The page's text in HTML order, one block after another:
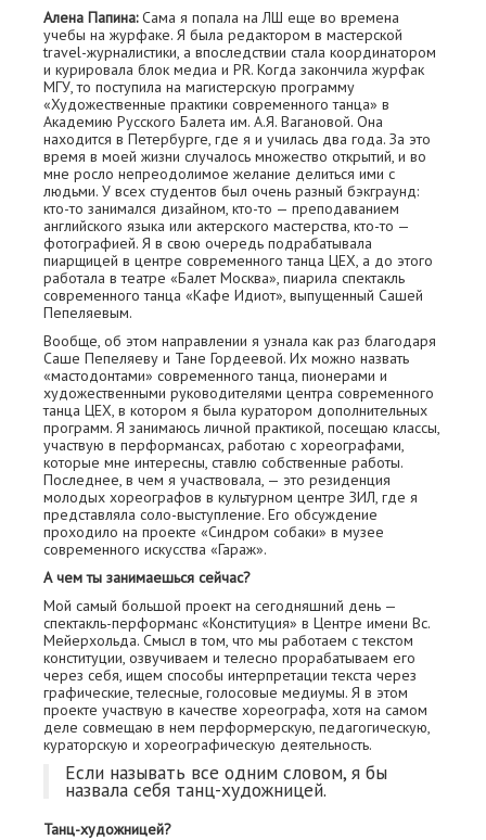
Алена Папина:Сама я попала на ЛШ еще во времена
учебы на журфаке. Я была редактором в мастерской
travel-журналистики, а впоследствии стала координатором
и курировала блок медиа и PR. Когда закончила журфак
МГУ, то поступила на магистерскую программу
«Художественные практики современного танца» в
Академию Русского Балета им. А.Я. Вагановой. Она
находится в Петербурге, где я и училась два года. За это
время в моей жизни случалось множество открытий, и во
мне росло непреодолимое желание делиться ими с
людьми. У всех студентов был очень разный бэкграунд:
кто-то занимался дизайном, кто-то — преподаванием
английского языка или актерского мастерства, кто-то —
фотографией. Я в свою очередь подрабатывала
пиарщицей в центре современного танца ЦЕХ, а до этого
работала в театре «Балет Москва», пиарила спектакль
современного танца «Кафе Идиот», выпущенный Сашей
Пепеляевым.
Вообще, об этом направлении я узнала как раз благодаря
Саше Пепеляеву и Тане Гордеевой. Их можно назвать
«мастодонтами» современного танца, пионерами и
художественными руководителями центра современного
танца ЦЕХ, в котором я была куратором дополнительных
программ. Я занимаюсь личной практикой, посещаю классы,
участвую в перформансах, работаю с хореографами,
которые мне интересны, ставлю собственные работы.
Последнее, в чем я участвовала, — это резиденция
молодых хореографов в культурном центре ЗИЛ, где я
представляла соло-выступление. Его обсуждение
проходило на проекте «Синдром собаки» в музее
современного искусства «Гараж».
А чем ты занимаешься сейчас?
Мой самый большой проект на сегодняшний день —
спектакль-перформанс «Конституция» в Центре имени Вс.
Мейерхольда. Смысл в том, что мы работаем с текстом
конституции, озвучиваем и телесно прорабатываем его
через себя, ищем способы интерпретации текста через
графические, телесные, голосовые медиумы. Я в этом
проекте участвую в качестве хореографа, хотя на самом
деле совмещаю в нем перформерскую, педагогическую,
кураторскую и хореографическую деятельность.
Если называть все одним словом, я бы
назвала себя танц-художницей.
Танц-художницей?